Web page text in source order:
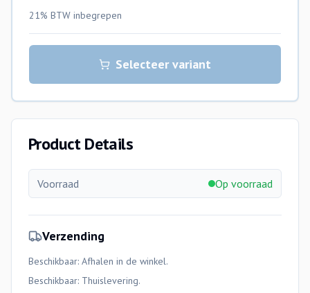
21% BTW inbegrepen
Selecteer variant
Product Details
Voorraad Op voorraad
Verzending
Beschikbaar: Afhalen in de winkel.
Beschikbaar: Thuislevering.